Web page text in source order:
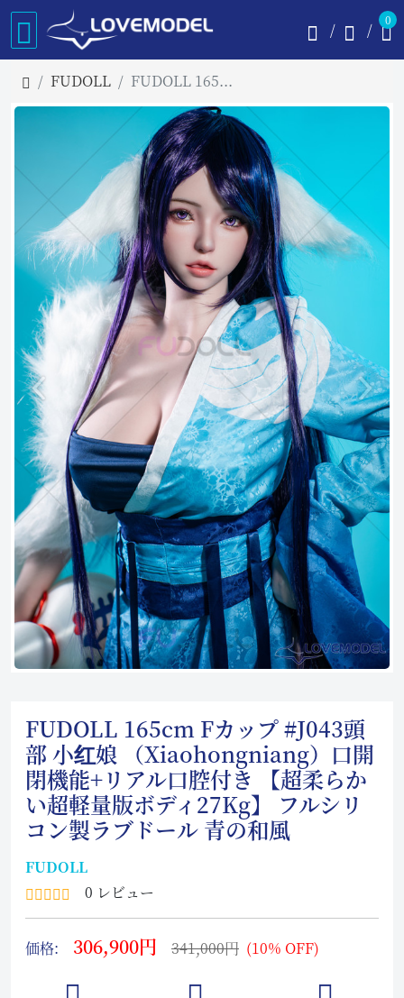
0
FUDOLL FUDOLL 165cm Fカップ 小红娘 超軽量版 フルシリコン製ラブドール
FUDOLL 165cm Fカップ #J043頭
部 小红娘 （Xiaohongniang）口開
閉機能+リアル口腔付き 【超柔らか
い超軽量版ボディ27Kg】 フルシリ
コン製ラブドール 青の和風
FUDOLL
0 レビュー
価格: 306,900円 341,000円 (10% OFF)